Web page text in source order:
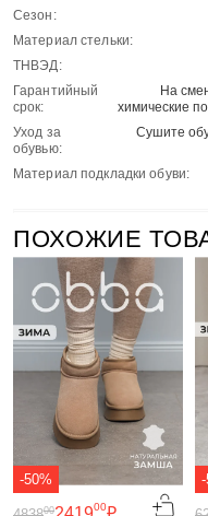
Сезон:
Материал стельки:
ТНВЭД:
Гарантийный
срок:
На
химические
Уход за
обувью:
Сушите
Материал подкладки обуви:
ПОХОЖИЕ
-50%
00
00